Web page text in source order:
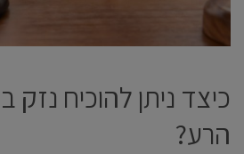
כיצד ניתן להוכיח נזק
הרע?